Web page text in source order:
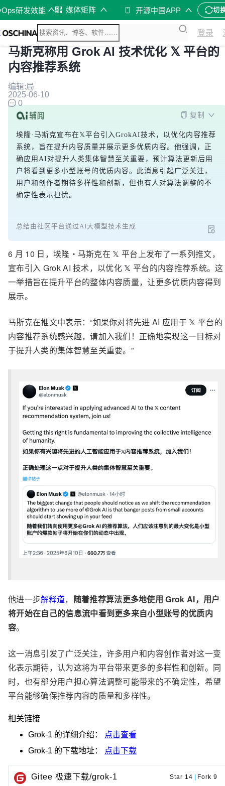
研发效能 媒体矩阵 开源中国APP 切
登录
马斯克称用 Grok AI 技术优化 𝕏 平台的
内容推荐系统
编辑:局
2025-06-10
0
复制
埃隆·马斯克宣布在𝕏平台引入GrokAI技术，以优化内容推荐
系统，旨在提升内容质量并展示更多优质内容。他强调，正
确应用AI对提升人类集体智慧至关重要，预计算法更新后用
户将看到更多小型账号的优质内容。此消息引起广泛关注，
用户和创作者期待多样性和创新，但也有人对算法调整的不
确定性表示担忧。
总结由社区平台通过AI大模型技术生成
6 月 10 日，埃隆・马斯克在 𝕏平台上发布了一系列推文，
宣布引入 Grok AI 技术，以优化 𝕏平台的内容推荐系统。这
一举措旨在提升平台的整体内容质量，让更多优质内容得到
展示。
马斯克在推文中表示：“如果你对将先进 AI 应用于 𝕏 平台的
内容推荐系统感兴趣，请加入我们！正确地实现这一目标对
于提升人类的集体智慧至关重要。”
他进一步解释道， 随着推荐算法更多地使用 Grok AI，用户
将开始在自己的信息流中看到更多来自小型账号的优质内
容。
这一消息引发了广泛关注，许多用户和内容创作者对这一变
化表示期待，认为这将为平台带来更多的多样性和创新。同
时，也有部分用户担心算法调整可能带来的不确定性，希望
平台能够确保推荐内容的质量和多样性。
相关链接
Grok-1 的详细介绍：
点击查看
Grok-1 的下载地址： 点击下载
Gitee 极速下载/grok-1 Star 14 Fork 9